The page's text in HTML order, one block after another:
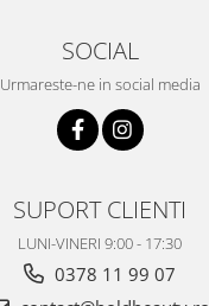
SOCIAL
Urmareste-ne in social media
SUPORT CLIENTI
LUNI-VINERI 9:00 - 17:30
0378 11 99 07